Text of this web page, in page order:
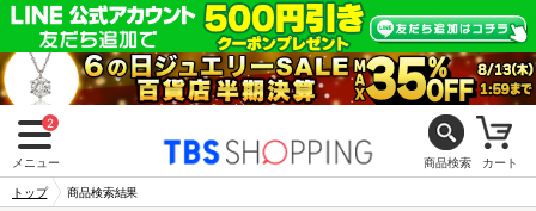
2
メニュー 商品検索 カート
トップ 商品検索結果